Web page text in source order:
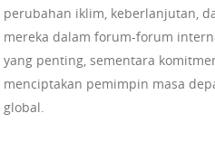
perubahan iklim, keberlanjutan,
mereka dalam forum-forum
yang penting, sementara
menciptakan pemimpin masa
global.